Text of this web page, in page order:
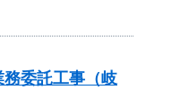
委託工事（岐